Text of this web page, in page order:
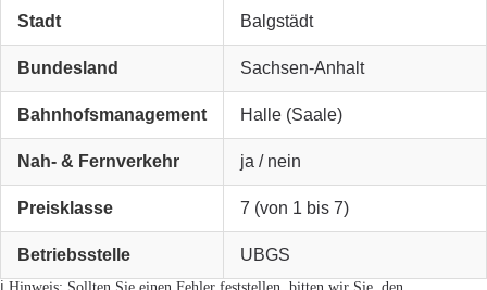
Stadt Balgstädt
Bundesland Sachsen-Anhalt
Bahnhofsmanagement Halle (Saale)
Nah- & Fernverkehr ja / nein
Preisklasse 7 (von 1 bis 7)
Betriebsstelle UBGS